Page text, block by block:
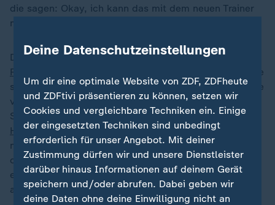
die sagen: Okay, ich kann das mit dem neuen Trainer
machen."
Der neue Trainer ist seitzwei Monaten der Portugiese
Ruben Amorim
, der siebte nach Ferguson und der erste
seit 1932, der fünf oder mehr seiner ersten zehn Spiele
verloren hat. Experten werfen ihm vor, mitten in der
Saison von der Viererketteseines Vorgängers Erik ten
Hagauf eine Dreierkette umgestellt zu haben. "Man
muss sagen, dass der Kader, den er vorgefunden hat,
dieses System eigentlich überhaupt nicht hergibt und
er da viel basteln musste, um die Leute einigermaßen
auf diese Position zu bringen", sagt Honigstein.
Deine Datenschutzeinstellungen
Um dir eine optimale Website von ZDF, ZDFheute
und ZDFtivi präsentieren zu können, setzen wir
Cookies und vergleichbare Techniken ein. Einige
der eingesetzten Techniken sind unbedingt
erforderlich für unser Angebot. Mit deiner
Zustimmung dürfen wir und unsere Dienstleister
darüber hinaus Informationen auf deinem Gerät
speichern und/oder abrufen. Dabei geben wir
deine Daten ohne deine Einwilligung nicht an